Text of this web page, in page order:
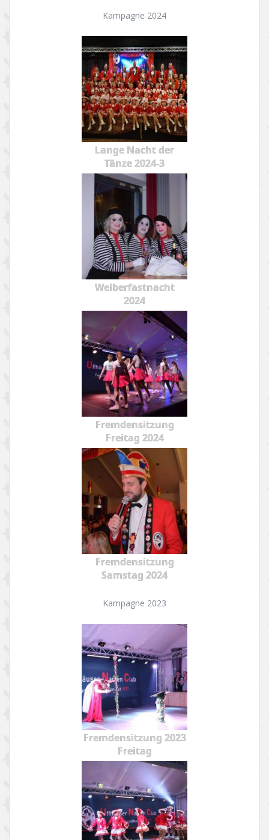
Kampagne 2024
Lange Nacht der
Tänze 2024-3
Weiberfastnacht
2024
Fremdensitzung
Freitag 2024
Fremdensitzung
Samstag 2024
Kampagne 2023
Fremdensitzung 2023
Freitag